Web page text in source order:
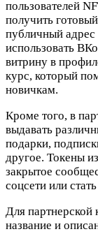
пользователей
получить
публичный
использовать
витрину в
курс, который
новичкам.
Кроме того, в
выдавать
подарки,
другое. Токены
закрытое
соцсети или
Для партнерской
название и